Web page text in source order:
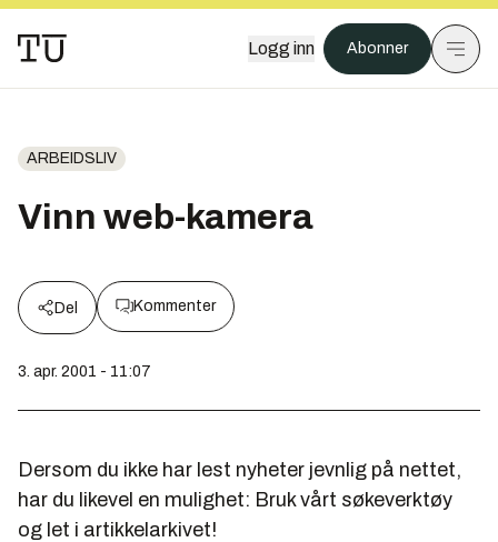
Logg inn Abonner
ARBEIDSLIV
Vinn web-kamera
Del Kommenter
3. apr. 2001 - 11:07
Dersom du ikke har lest nyheter jevnlig på nettet,
har du likevel en mulighet: Bruk vårt søkeverktøy
og let i artikkelarkivet!